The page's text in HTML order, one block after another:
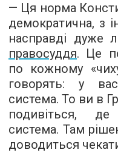
— Ця норма
демократична, з
насправді дуже
правосуддя. Це
по кожному
говорять: у
система. То ви в
подивіться,
система. Там
доводиться